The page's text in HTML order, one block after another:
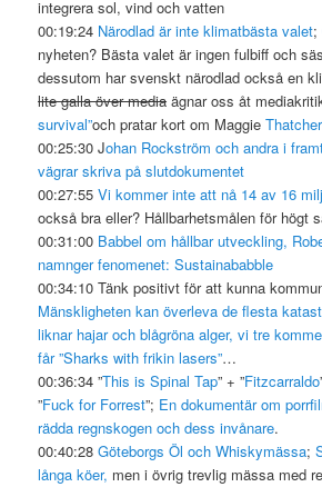
integrera sol, vind och vatten
00:19:24 Närodlad är inte klimatbästa valet;
nyheten? Bästa valet är ingen fulbiff och
dessutom har svenskt närodlad också en
lite galla över media ägnar oss åt
survival”och pratar kort om MaggieThatcher
00:25:30 Johan Rockström och andra i
vägrar skriva på slutdokumentet
00:27:55Vi kommer inte att nå 14 av 16
också bra eller? Hållbarhetsmålen för högt
00:31:00 Babbel om hållbar utveckling,
namnger fenomenet: Sustainababble
00:34:10 Tänk positivt för att kunna
Mänskligheten kan överleva de flesta
liknar hajar och blågröna alger, vi tre
får ”Sharks with frikin lasers”…
00:36:34 ”This is Spinal Tap” + ”Fitzcarraldo
”Fuck for Forrest”; En dokumentär om
rädda regnskogen och dess invånare.
00:40:28Göteborgs Öl och Whiskymässa;
långa köer, men i övrig trevlig mässa med